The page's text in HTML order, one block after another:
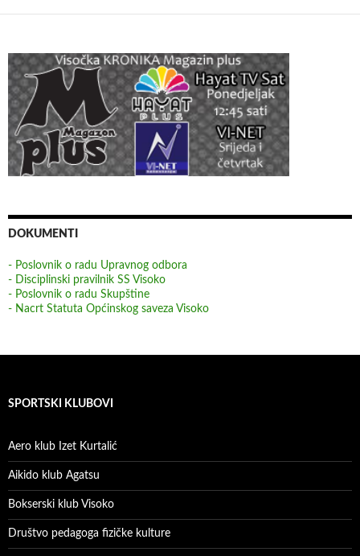
DOKUMENTI
- Poslovnik o radu Upravnog odbora
- Disciplinski pravilnik SS Visoko
- Poslovnik o radu Skupštine
- Nacrt Statuta Općinskog saveza Visoko
SPORTSKI KLUBOVI
Aero klub Izet Kurtalić
Aikido klub Agatsu
Bokserski klub Visoko
Društvo pedagoga fizičke kulture